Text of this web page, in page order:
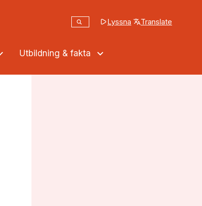
Utbildning & fakta
Sök på webbplatsen
Sök Lyssna Translate
(opens in a new